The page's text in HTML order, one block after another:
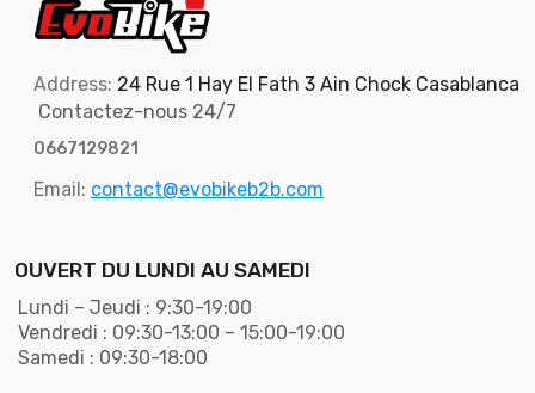
Address: 24 Rue 1 Hay El Fath 3 Ain Chock Casablanca
Contactez-nous 24/7
0667129821
Email: contact@evobikeb2b.com
OUVERT DU LUNDI AU SAMEDI
Lundi – Jeudi : 9:30-19:00
Vendredi : 09:30-13:00 – 15:00-19:00
Samedi : 09:30-18:00